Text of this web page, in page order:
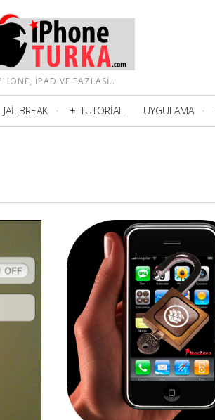
IPAD VE FAZLASI..
JAILBREAK TUTORIAL UYGULAMA
DAHA FAZLA BILGI.